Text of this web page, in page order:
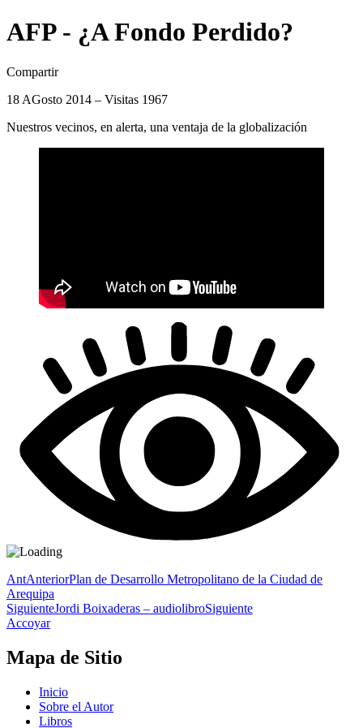
AFP - ¿A Fondo Perdido?
Compartir
18 AGosto 2014 – Visitas 1967
Nuestros vecinos, en alerta, una ventaja de la globalización
AntAnteriorPlan de Desarrollo Metropolitano de la Ciudad de
Arequipa
SiguienteJordi Boixaderas – audiolibroSiguiente
Accoyar
Mapa de Sitio
Inicio
Sobre el Autor
Libros